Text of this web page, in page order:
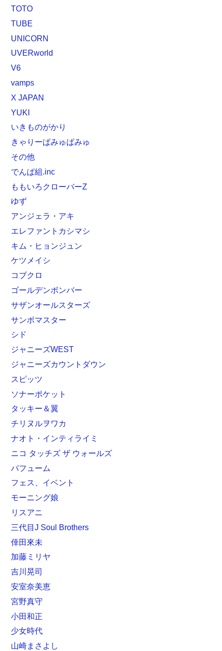
TOTO
TUBE
UNICORN
UVERworld
V6
vamps
X JAPAN
YUKI
いきものがかり
きゃりーぱみゅぱみゅ
その他
でんぱ組.inc
ももいろクローバーZ
ゆず
アンジェラ・アキ
エレファントカシマシ
キム・ヒョンジュン
ケツメイシ
コブクロ
ゴールデンボンバー
サザンオールスターズ
サンボマスター
シド
ジャニーズWEST
ジャニーズカウントダウン
スピッツ
ソナーポケット
タッキー＆翼
チリヌルヲワカ
ナオト・インティライミ
ニコ タッチズ ザ ウォールズ
パフューム
フェス、イベント
モーニング娘
リスアニ
三代目J Soul Brothers
倖田來未
加藤ミリヤ
吉川晃司
安室奈美恵
宮野真守
小田和正
少女時代
山崎まさよし